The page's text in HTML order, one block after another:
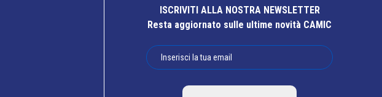
ISCRIVITI ALLA NOSTRA NEWSLETTER
Resta aggiornato sulle ultime novità CAMIC